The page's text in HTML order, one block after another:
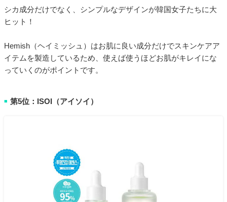
シカ成分だけでなく、シンプルなデザインが韓国女子たちに大
ヒット！
Hemish（ヘイミッシュ）はお肌に良い成分だけでスキンケアア
イテムを製造しているため、使えば使うほどお肌がキレイにな
っていくのがポイントです。
■ 第5位：ISOI（アイソイ）